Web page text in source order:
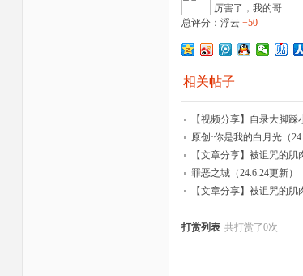
厉害了，我的哥
总评分：浮云 +50
相关帖子
【视频分享】自录大脚踩
原创·你是我的白月光（
【文章分享】被诅咒的肌
罪恶之城（24.6.24更新）
【文章分享】被诅咒的肌
打赏列表 共打赏了0次